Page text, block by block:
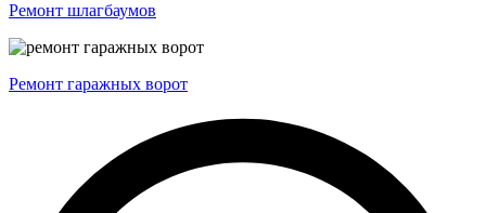
Ремонт шлагбаумов
Ремонт гаражных ворот